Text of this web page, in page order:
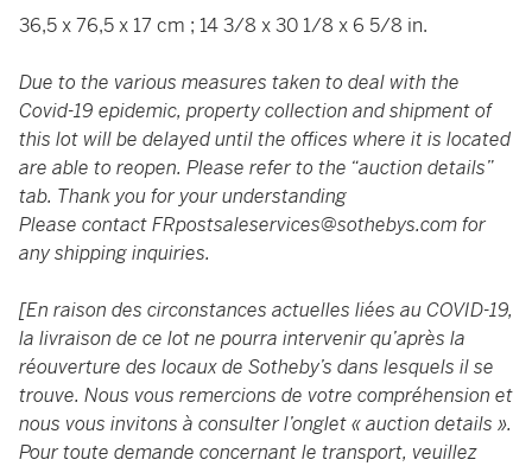
36,5 x 76,5 x 17 cm ; 14 3/8 x 30 1/8 x 6 5/8 in.
Due to the various measures taken to deal with the
Covid-19 epidemic, property collection and shipment of
this lot will be delayed until the offices where it is located
are able to reopen. Please refer to the “auction details”
tab. Thank you for your understanding
Please contactFRpostsaleservices@sothebys.comfor
any shipping inquiries.
[En raison des circonstances actuelles liées au COVID-19,
la livraison de ce lot ne pourra intervenir qu’après la
réouverture des locaux de Sotheby’s dans lesquels il se
trouve. Nous vous remercions de votre compréhension et
nous vous invitons à consulter l’onglet « auction details ».
Pour toute demande concernant le transport, veuillez